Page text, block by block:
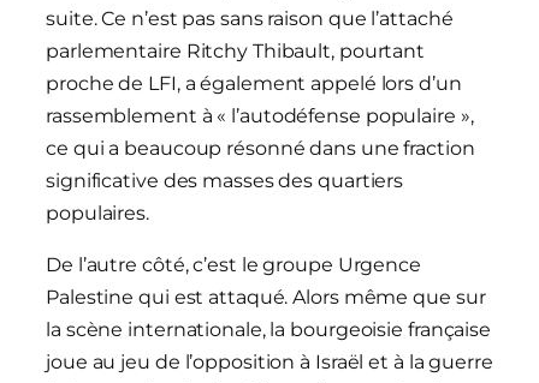
suite. Ce n’est pas sans raison que l’attaché
parlementaire Ritchy Thibault, pourtant
proche de LFI, a également appelé lors d’un
rassemblement à « l’autodéfense populaire »,
ce qui a beaucoup résonné dans une fraction
significative des masses des quartiers
populaires.
De l’autre côté, c’est le groupe Urgence
Palestine qui est attaqué. Alors même que sur
la scène internationale, la bourgeoisie française
joue au jeu de l’opposition à Israël et à la guerre